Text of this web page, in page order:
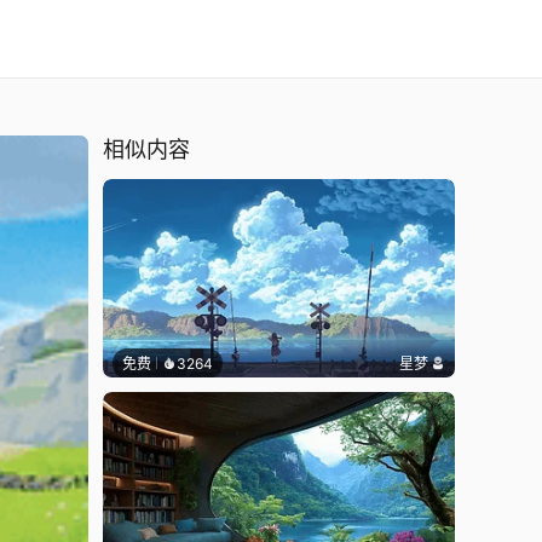
相似内容
免费 3264 星梦